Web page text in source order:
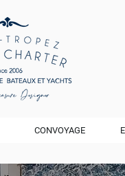
CONVOYAGE